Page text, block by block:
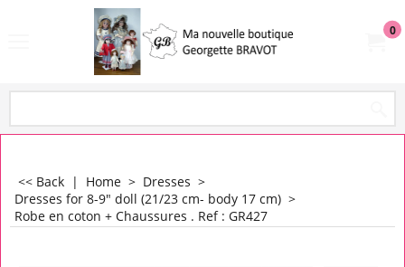
0
<< Back | Home > Dresses >
Dresses for 8-9" doll (21/23 cm- body 17 cm) >
Robe en coton + Chaussures . Ref : GR427